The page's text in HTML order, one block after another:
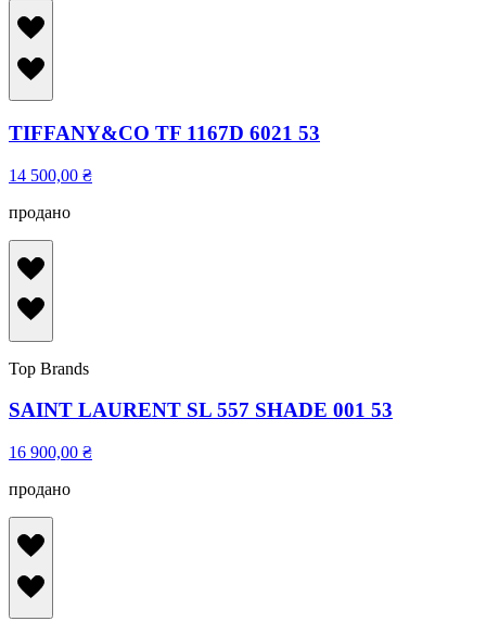
TIFFANY&CO TF 1167D 6021 53
14 500,00 ₴
продано
Top Brands
SAINT LAURENT SL 557 SHADE 001 53
16 900,00 ₴
продано